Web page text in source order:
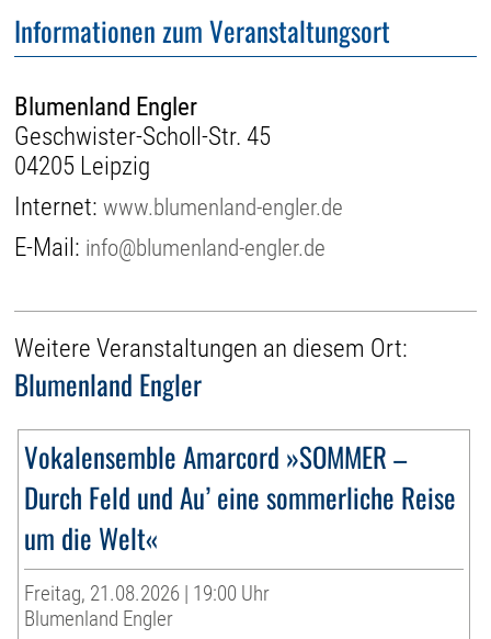
Informationen zum Veranstaltungsort
Blumenland Engler
Geschwister-Scholl-Str. 45
04205 Leipzig
Internet:www.blumenland-engler.de
E-Mail: info@blumenland-engler.de
Weitere Veranstaltungen an diesem Ort:
Blumenland Engler
Vokalensemble Amarcord »SOMMER –
Durch Feld und Au’ eine sommerliche Reise
um die Welt«
Freitag, 21.08.2026 | 19:00 Uhr
Blumenland Engler